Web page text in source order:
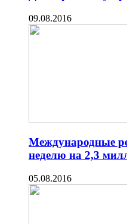
09.08.2016
Международные
неделю на 2,3
05.08.2016